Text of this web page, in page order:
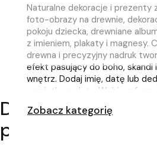
PLAKATY
Drewniane,
pomysł na prezent
Naturalne dekoracje i prezenty
foto-obrazy na drewnie,
pokoju dziecka, drewniane
z imieniem, plakaty i magnesy.
drewna i precyzyjny nadruk
efekt pasujący do boho, skandi
wnętrz. Dodaj imię, datę lub
pamiątkę na lata. Wybierz
wprowadź naturę do domu.
Zobacz kategorię